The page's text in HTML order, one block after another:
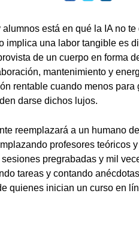
está en qué la IA no
implica una labor tangible es
de un cuerpo en forma
mantenimiento y
rentable cuando menos
darse dichos lujos.
reemplazará a un humano
profesores teóricos
pregrabadas y mil
tareas y contando
quienes inician un curso en